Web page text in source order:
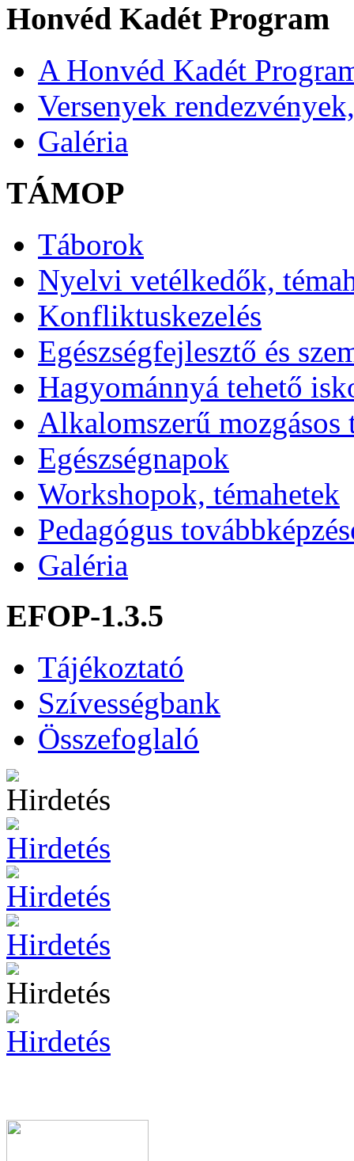
Honvéd Kadét Program
A Honvéd Kadét
Versenyek
Galéria
TÁMOP
Táborok
Nyelvi vetélkedők,
Konfliktuskezelés
Egészségfejlesztő és
Hagyománnyá tehető
Alkalomszerű mozgásos
Egészségnapok
Workshopok, témahetek
Pedagógus
Galéria
EFOP-1.3.5
Tájékoztató
Szívességbank
Összefoglaló